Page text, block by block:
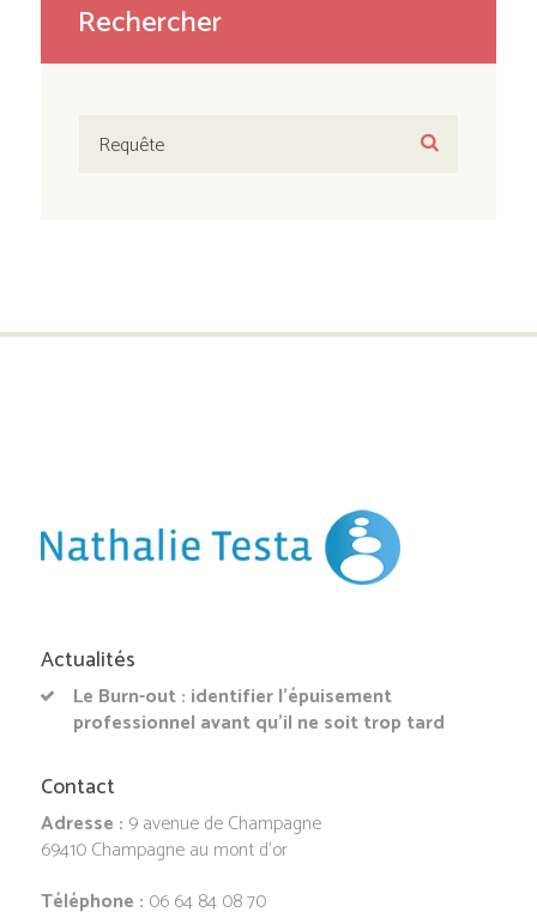
Rechercher
Actualités
Le Burn-out : identifier l’épuisement
professionnel avant qu’il ne soit trop tard
Contact
Adresse : 9 avenue de Champagne
69410 Champagne au mont d’or
Téléphone : 06 64 84 08 70